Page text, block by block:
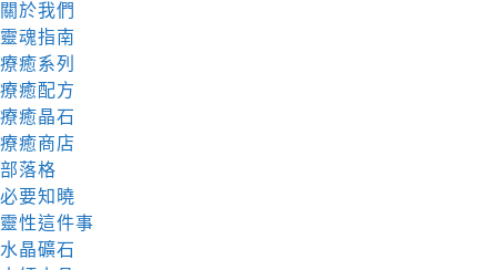
關於我們
靈魂指南
療癒系列
療癒配方
療癒晶石
療癒商店
部落格
必要知曉
靈性這件事
水晶礦石